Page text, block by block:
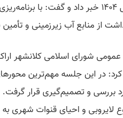
از منابع آب زیرزمینی و
عمومی شورای اسلامی کلانشهر
در این جلسه مهم‌ترین
و تصمیم‌گیری قرار گرفت.
و احیای قنوات شهری به